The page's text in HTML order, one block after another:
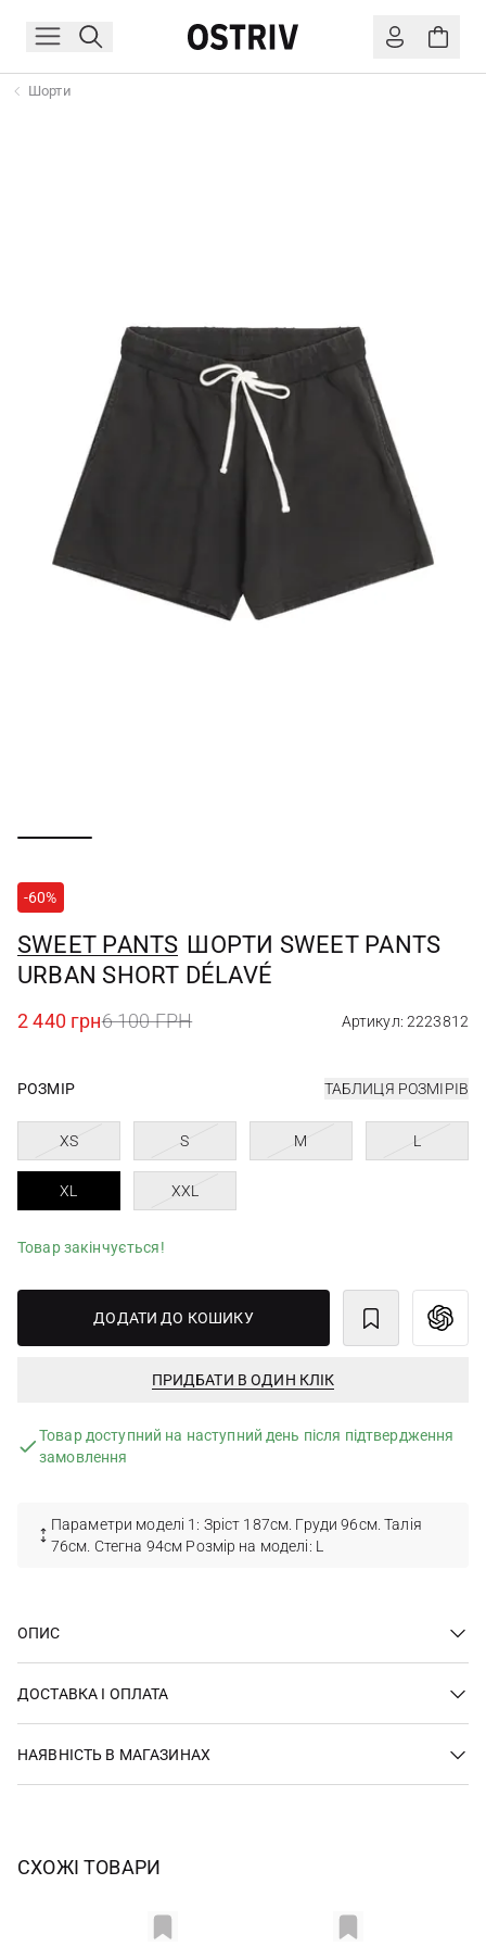
Шорти
-60%
SWEET PANTS ШОРТИ SWEET PANTS
URBAN SHORT DÉLAVÉ
2 440 грн6 100 ГРН Артикул: 2223812
РОЗМІР ТАБЛИЦЯ РОЗМІРІВ
XS S M L
XL XXL
Товар закінчується!
ДОДАТИ ДО КОШИКУ
ПРИДБАТИ В ОДИН КЛІК
Товар доступний на наступний день після підтвердження
замовлення
Параметри моделі 1: Зріст 187см. Груди 96см. Талія
76см. Стегна 94см Розмір на моделі: L
ОПИС
ДОСТАВКА І ОПЛАТА
НАЯВНІСТЬ В МАГАЗИНАХ
СХОЖІ ТОВАРИ